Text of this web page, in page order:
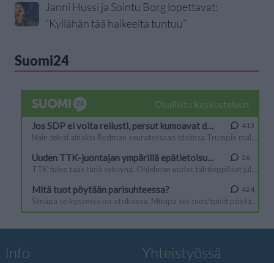
Janni Hussi ja Sointu Borg lopettavat:
”Kyllähän tää haikeelta tuntuu”
Suomi24
Info Yhteistyössä